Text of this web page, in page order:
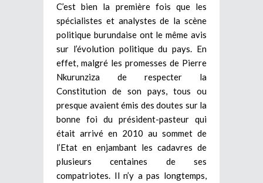
C’est bien la première fois que les
spécialistes et analystes de la scène
politique burundaise ont le même avis
sur l’évolution politique du pays. En
effet, malgré les promesses de Pierre
Nkurunziza de respecter la
Constitution de son pays, tous ou
presque avaient émis des doutes sur la
bonne foi du président-pasteur qui
était arrivé en 2010 au sommet de
l’Etat en enjambant les cadavres de
plusieurs centaines de ses
compatriotes. Il n’y a pas longtemps,